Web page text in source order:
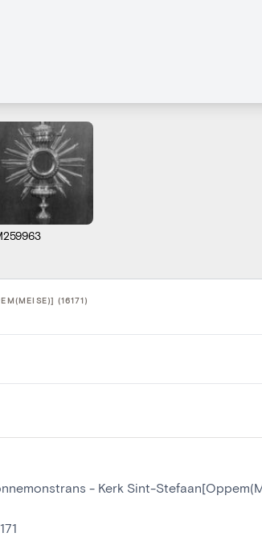
(16171)
- Kerk Sint-